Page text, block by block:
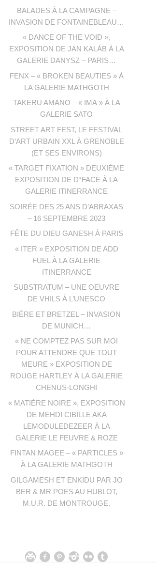
BALADES À LA CAMPAGNE –
INVASION DE FONTAINEBLEAU…
« DANCE OF THE VOID »,
EXPOSITION DE JAN KALÁB À LA
GALERIE DANYSZ – PARIS…
FENX – « BROKEN BEAUTIES » À
LA GALERIE MATHGOTH
TAKERU AMANO – « IMA » À LA
GALERIE SATO
STREET ART FEST, LE FESTIVAL
D’ART URBAIN XXL À GRENOBLE
(ET SES ENVIRONS)
« TARGET FIXATION » DEUXIÈME
EXPOSITION DE D*FACE À LA
GALERIE ITINERRANCE
SOIRÉE DES 25 ANS D’ABRAXAS
– 16 SEPTEMBRE 2023
FÊTE DU DIEU GANESH À PARIS
« ITER » EXPOSITION DE ADD
FUEL À LA GALERIE
ITINERRANCE
SUBSTRATUM – UNE OEUVRE
DE VHILS À L’UNESCO
BIÈRE ET BRETZEL – INVASION
DE MUNICH…
« NE COMPTEZ PAS SUR MOI
POUR ATTENDRE QUE TOUT
MEURE » EXPOSITION DE
ROUGE HARTLEY À LA GALERIE
CHENUS-LONGHI
« MATIÈRE NOIRE », EXPOSITION
DE MEHDI CIBILLE AKA
LEMODULEDEZEER À LA
GALERIE LE FEUVRE & ROZE
FINTAN MAGEE – « PARTICLES »
À LA GALERIE MATHGOTH
GILGAMESH ET ENKIDU PAR JO
BER & MR POES AU HUBLOT,
M.U.R. DE MONTROUGE.